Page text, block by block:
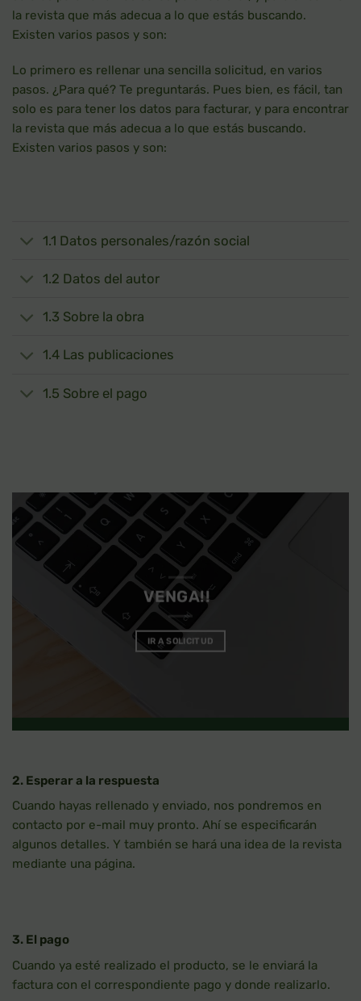
la revista que más adecua a lo que estás buscando.
Existen varios pasos y son:
Lo primero es rellenar una sencilla solicitud, en varios
pasos. ¿Para qué? Te preguntarás. Pues bien, es fácil, tan
solo es para tener los datos para facturar, y para encontrar
la revista que más adecua a lo que estás buscando.
Existen varios pasos y son:
1.1 Datos personales/razón social
1.2 Datos del autor
1.3 Sobre la obra
1.4 Las publicaciones
1.5 Sobre el pago
VENGA!!
IR A SOLICITUD
2. Esperar a la respuesta
Cuando hayas rellenado y enviado, nos pondremos en
contacto por e-mail muy pronto. Ahí se especificarán
algunos detalles. Y también se hará una idea de la revista
mediante una página.
3. El pago
Cuando ya esté realizado el producto, se le enviará la
factura con el correspondiente pago y donde realizarlo.